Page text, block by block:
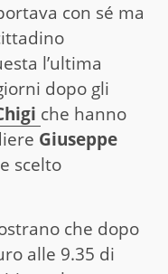
con sé ma
l’ultima
dopo gli
che hanno
Giuseppe
scelto
che dopo
alle 9.35 di